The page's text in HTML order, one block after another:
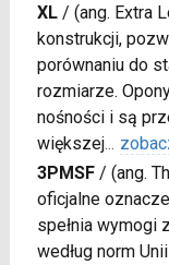
XL/ (ang. Extra
konstrukcji,
porównaniu do
rozmiarze.
nośności i są
większej...
3PMSF/ (ang.
oficjalne
spełnia wymogi
według norm